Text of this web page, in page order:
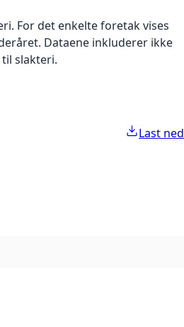
For det enkelte foretak vises
Dataene inkluderer ikke
slakteri.
Last ned